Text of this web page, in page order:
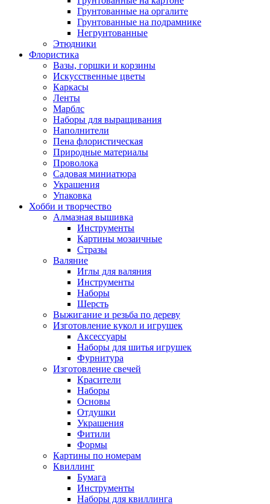
Грунтованные на оргалите
Грунтованные на подрамнике
Негрунтованные
Этюдники
Флористика
Вазы, горшки и корзины
Искусственные цветы
Каркасы
Ленты
Марблс
Наборы для выращивания
Наполнители
Пена флористическая
Природные материалы
Проволока
Садовая миниатюра
Украшения
Упаковка
Хобби и творчество
Алмазная вышивка
Инструменты
Картины мозаичные
Стразы
Валяние
Иглы для валяния
Инструменты
Наборы
Шерсть
Выжигание и резьба по дереву
Изготовление кукол и игрушек
Аксессуары
Наборы для шитья игрушек
Фурнитура
Изготовление свечей
Красители
Наборы
Основы
Отдушки
Украшения
Фитили
Формы
Картины по номерам
Квиллинг
Бумага
Инструменты
Наборы для квиллинга